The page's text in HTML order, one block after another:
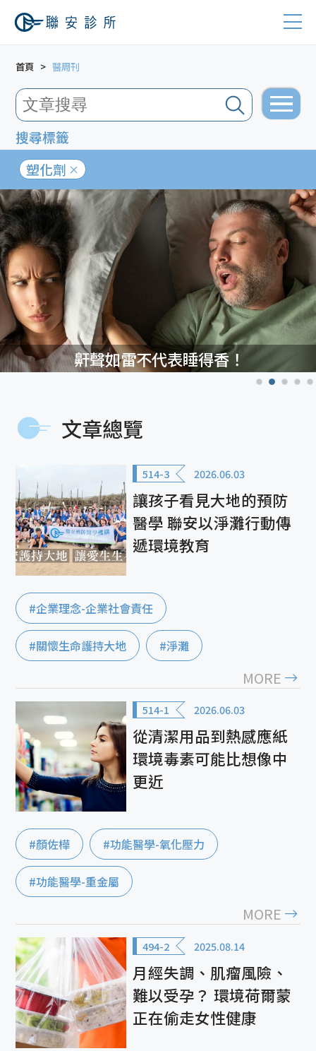
首頁 醫周刊
搜尋標籤
塑化劑
鼾聲如雷不代表睡得香！
文章總覽
514-3 2026.06.03
讓孩子看見大地的預防
醫學 聯安以淨灘行動傳
遞環境教育
#企業理念-企業社會責任
#關懷生命護持大地 #淨灘
MORE
514-1 2026.06.03
從清潔用品到熱感應紙
環境毒素可能比想像中
更近
#顏佐樺 #功能醫學-氧化壓力
#功能醫學-重金屬
MORE
494-2 2025.08.14
月經失調、肌瘤風險、
難以受孕？ 環境荷爾蒙
正在偷走女性健康